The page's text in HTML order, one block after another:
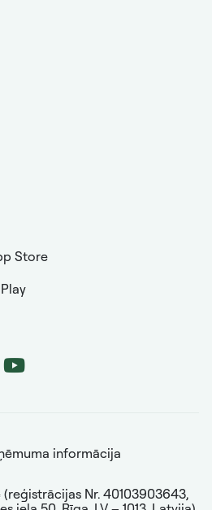
Store
informācija
Nr. 40103903643,